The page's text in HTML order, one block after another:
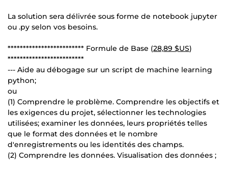
La solution sera délivrée sous forme de notebook jupyter
ou .py selon vos besoins.
************************* Formule de Base (28,89 $US)
*************************
--- Aide au débogage sur un script de machine learning
python;
ou
(1) Comprendre le problème. Comprendre les objectifs et
les exigences du projet, sélectionner les technologies
utilisées; examiner les données, leurs propriétés telles
que le format des données et le nombre
d'enregistrements ou les identités des champs.
(2) Comprendre les données. Visualisation des données ;